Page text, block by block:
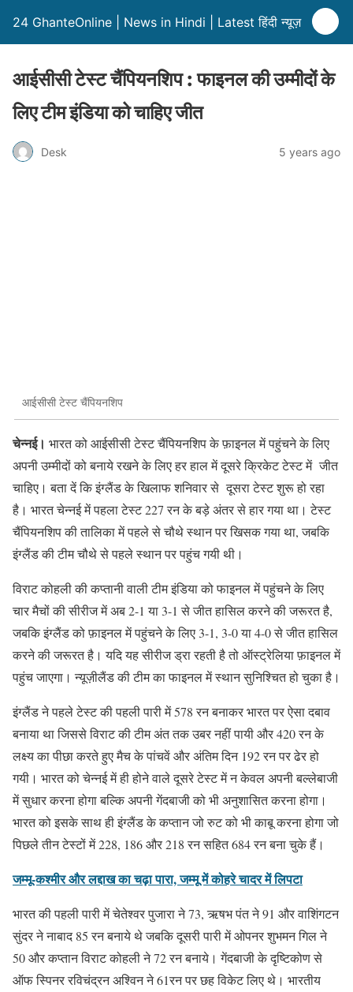
24 GhanteOnline | News in Hindi | Latest हिंदी न्यूज़
आईसीसी टेस्ट चैंपियनशिप : फाइनल की उम्मीदों के
लिए टीम इंडिया को चाहिए जीत
Desk 5 years ago
आईसीसी टेस्ट चैंपियनशिप
चेन्नई। भारत को आईसीसी टेस्ट चैंपियनशिप के फ़ाइनल में पहुंचने के लिए
अपनी उम्मीदों को बनाये रखने के लिए हर हाल में दूसरे क्रिकेट टेस्ट में जीत
चाहिए। बता दें कि इंग्लैंड के खिलाफ शनिवार से दूसरा टेस्ट शुरू हो रहा
है। भारत चेन्नई में पहला टेस्ट 227 रन के बड़े अंतर से हार गया था। टेस्ट
चैंपियनशिप की तालिका में पहले से चौथे स्थान पर खिसक गया था, जबकि
इंग्लैंड की टीम चौथे से पहले स्थान पर पहुंच गयी थी।
विराट कोहली की कप्तानी वाली टीम इंडिया को फाइनल में पहुंचने के लिए
चार मैचों की सीरीज में अब 2-1 या 3-1 से जीत हासिल करने की जरूरत है,
जबकि इंग्लैंड को फ़ाइनल में पहुंचने के लिए 3-1, 3-0 या 4-0 से जीत हासिल
करने की जरूरत है। यदि यह सीरीज ड्रा रहती है तो ऑस्ट्रेलिया फ़ाइनल में
पहुंच जाएगा। न्यूज़ीलैंड की टीम का फाइनल में स्थान सुनिश्चित हो चुका है।
इंग्लैंड ने पहले टेस्ट की पहली पारी में 578 रन बनाकर भारत पर ऐसा दबाव
बनाया था जिससे विराट की टीम अंत तक उबर नहीं पायी और 420 रन के
लक्ष्य का पीछा करते हुए मैच के पांचवें और अंतिम दिन 192 रन पर ढेर हो
गयी। भारत को चेन्नई में ही होने वाले दूसरे टेस्ट में न केवल अपनी बल्लेबाजी
में सुधार करना होगा बल्कि अपनी गेंदबाजी को भी अनुशासित करना होगा।
भारत को इसके साथ ही इंग्लैंड के कप्तान जो रुट को भी काबू करना होगा जो
पिछले तीन टेस्टों में 228, 186 और 218 रन सहित 684 रन बना चुके हैं।
जम्मू-कश्मीर और लद्दाख का चढ़ा पारा, जम्मू में कोहरे चादर में लिपटा
भारत की पहली पारी में चेतेश्वर पुजारा ने 73, ऋषभ पंत ने 91 और वाशिंगटन
सुंदर ने नाबाद 85 रन बनाये थे जबकि दूसरी पारी में ओपनर शुभमन गिल ने
50 और कप्तान विराट कोहली ने 72 रन बनाये। गेंदबाजी के दृष्टिकोण से
ऑफ स्पिनर रविचंद्रन अश्विन ने 61रन पर छह विकेट लिए थे। भारतीय